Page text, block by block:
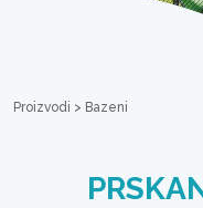
Proizvodi > Bazeni